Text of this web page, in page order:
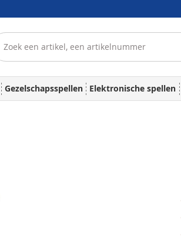
Gezelschapsspellen Elektronische spellen